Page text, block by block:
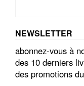
NEWSLETTER
abonnez-vous à
des 10 derniers
des promotions